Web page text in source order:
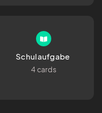
4 cards